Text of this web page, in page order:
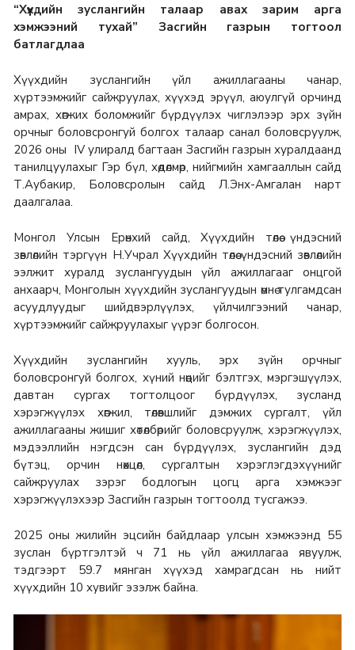
“Хүүхдийн зуслангийн талаар авах зарим арга
хэмжээний тухай” Засгийн газрын тогтоол
батлагдлаа
Хүүхдийн зуслангийн үйл ажиллагааны чанар,
хүртээмжийг сайжруулах, хүүхэд эрүүл, аюулгүй орчинд
амрах, хөгжих боломжийг бүрдүүлэх чиглэлээр эрх зүйн
орчныг боловсронгуй болгох талаар санал боловсруулж,
2026 оны IV улиралд багтаан Засгийн газрын хуралдаанд
танилцуулахыг Гэр бүл, хөдөлмөр, нийгмийн хамгааллын сайд
Т.Аубакир, Боловсролын сайд Л.Энх-Амгалан нарт
даалгалаа.
Монгол Улсын Ерөнхий сайд, Хүүхдийн төлөө үндэсний
зөвлөлийн тэргүүн Н.Учрал Хүүхдийн төлөө үндэсний зөвлөлийн
ээлжит хуралд зуслангуудын үйл ажиллагааг онцгой
анхаарч, Монголын хүүхдийн зуслангуудын өмнө тулгамдсан
асуудлуудыг шийдвэрлүүлэх, үйлчилгээний чанар,
хүртээмжийг сайжруулахыг үүрэг болгосон.
Хүүхдийн зуслангийн хууль, эрх зүйн орчныг
боловсронгуй болгох, хүний нөөцийг бэлтгэх, мэргэшүүлэх,
давтан сургах тогтолцоог бүрдүүлэх, зусланд
хэрэгжүүлэх хөгжил, төлөвшлийг дэмжих сургалт, үйл
ажиллагааны жишиг хөтөлбөрийг боловсруулж, хэрэгжүүлэх,
мэдээллийн нэгдсэн сан бүрдүүлэх, зуслангийн дэд
бүтэц, орчин нөхцөл, сургалтын хэрэглэгдэхүүнийг
сайжруулах зэрэг бодлогын цогц арга хэмжээг
хэрэгжүүлэхээр Засгийн газрын тогтоолд тусгажээ.
2025 оны жилийн эцсийн байдлаар улсын хэмжээнд 55
зуслан бүртгэлтэй ч 71 нь үйл ажиллагаа явуулж,
тэдгээрт 59.7 мянган хүүхэд хамрагдсан нь нийт
хүүхдийн 10 хувийг эзэлж байна.